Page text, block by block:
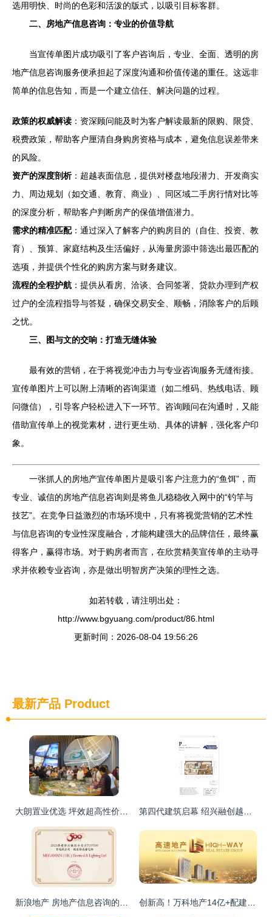
选用明快、时尚的色彩和活泼的版式，以吸引目标客群。
二、房地产信息咨询：专业的价值导航
当宣传单图片成功吸引了客户咨询后，专业、全面、透明的房
地产信息咨询服务便承担起了深度沟通和价值传递的重任。这远非
简单的信息告知，而是一个建立信任、解决问题的过程。
政策的权威解读 ：资深顾问能及时为客户解读最新的限购、限贷、
税费政策，帮助客户厘清自身购房资格与成本，避免信息误差带来
的风险。
资产的深度剖析：超越表面信息，提供对楼盘地段潜力、开发商实
力、周边规划（如交通、教育、商业）、同区域二手房行情对比等
的深度分析，帮助客户判断房产的保值增值潜力。
需求的精准匹配：通过深入了解客户的购房目的（自住、投资、教
育）、预算、家庭结构及生活偏好，从海量房源中筛选出最匹配的
选项，并提供个性化的购房方案与财务建议。
流程的全程护航 ：提供从看房、洽谈、合同签署、贷款办理到产权
过户的全流程指导与答疑，确保交易安全、顺畅，消除客户的后顾
之忧。
三、图与文的交响：打造无缝体验
最有效的营销，在于将视觉冲击力与专业咨询服务无缝衔接。
宣传单图片上可以附上清晰的咨询渠道（如二维码、热线电话、顾
问微信），引导客户轻松进入下一环节。咨询顾问在沟通时，又能
借助宣传单上的视觉素材，进行更生动、具体的讲解，强化客户印
象。
一张抓人的房地产宣传单图片是吸引客户注意力的“鱼饵”，而
专业、诚信的房地产信息咨询则是将鱼儿稳稳收入网中的“钓竿与
技艺”。在竞争日益激烈的市场环境中，只有将视觉营销的艺术性
与信息咨询的专业性深度融合，才能构建强大的品牌信任，最终赢
得客户，赢得市场。对于购房者而言，在欣赏精美宣传单的主动寻
求并依赖专业咨询，亦是做出明智房产决策的理性之选。
如若转载，请注明出处：
http://www.bgyuang.com/product/86.html
更新时间：2026-08-04 19:56:26
最新产品 Product